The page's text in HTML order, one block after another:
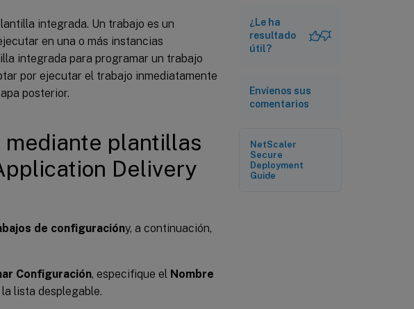
integrada. Un trabajo es un
en una o más instancias
integrada para programar un trabajo
por ejecutar el trabajo inmediatamente
posterior.
mediante plantillas
Delivery
de configuracióny, a continuación,
Configuración, especifique el Nombre
la lista desplegable.
¿Le ha
resultado
útil?
Envíenos sus
comentarios
NetScaler
Secure
Deployment
Guide